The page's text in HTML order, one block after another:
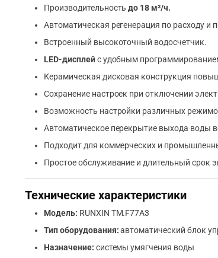
Производительностьдо 18 м³/ч.
Автоматическая регенерация по расходу и
Встроенный высокоточный водосчетчик.
LED-дисплейс удобным
Керамическая дисковая конструкция
Сохранение настроек при отключении
Возможность настройки различных
Автоматическое перекрытие выхода воды
Подходит для коммерческих и
Простое обслуживание и длительный срок
Технические характеристики
Модель: RUNXIN TM.F77A3
Тип оборудования:автоматический блок
Назначение: системы умягчения воды